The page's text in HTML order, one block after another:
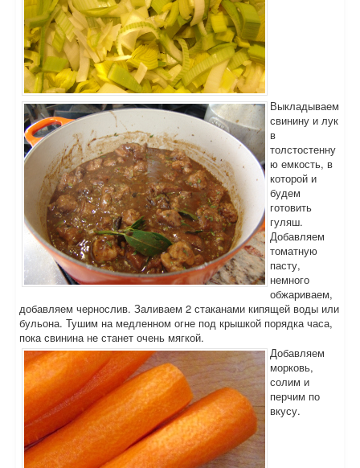
Выкладываем
свинину и лук
в
толстостенну
ю емкость, в
которой и
будем
готовить
гуляш.
Добавляем
томатную
пасту,
немного
обжариваем,
добавляем чернослив. Заливаем 2 стаканами кипящей воды или
бульона. Тушим на медленном огне под крышкой порядка часа,
пока свинина не станет очень мягкой.
Добавляем
морковь,
солим и
перчим по
вкусу.